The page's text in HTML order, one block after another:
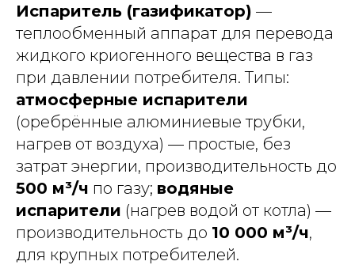
Испаритель (газификатор) —
теплообменный аппарат для перевода
жидкого криогенного вещества в газ
при давлении потребителя. Типы:
атмосферные испарители
(оребрённые алюминиевые трубки,
нагрев от воздуха) — простые, без
затрат энергии, производительность до
500 м³/ч по газу; водяные
испарители (нагрев водой от котла) —
производительность до 10 000 м³/ч,
для крупных потребителей.